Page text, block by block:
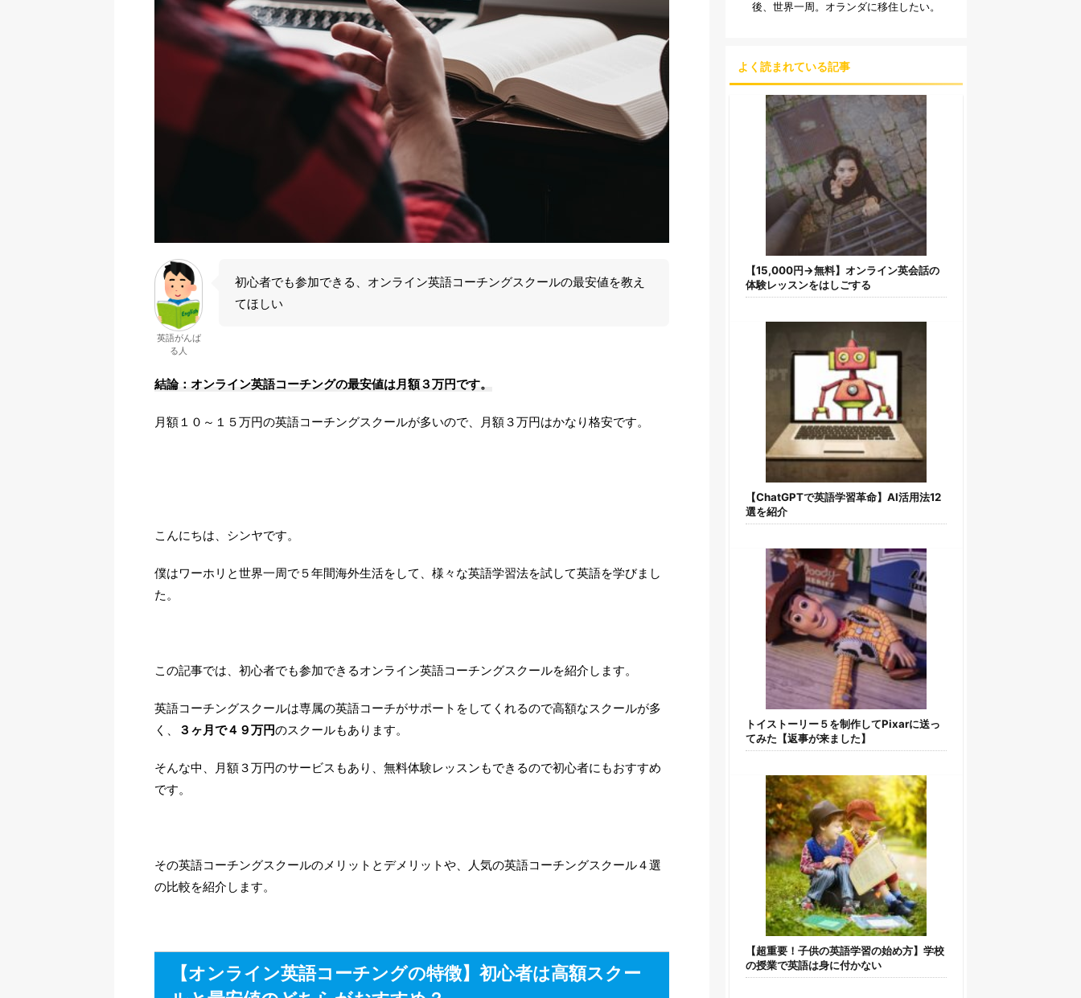
英語がんば
る人
初心者でも参加できる、オンライン英語コーチングスクールの最安値を教え
てほしい
結論：オンライン英語コーチングの最安値は月額３万円です。
月額１０～１５万円の英語コーチングスクールが多いので、月額３万円はかなり格安です。
こんにちは、シンヤです。
僕はワーホリと世界一周で５年間海外生活をして、様々な英語学習法を試して英語を学びまし
た。
この記事では、初心者でも参加できるオンライン英語コーチングスクールを紹介します。
英語コーチングスクールは専属の英語コーチがサポートをしてくれるので高額なスクールが多
く、
３ヶ月で４９万円のスクールもあります。
そんな中、月額３万円のサービスもあり、無料体験レッスンもできるので初心者にもおすすめ
です。
その英語コーチングスクールのメリットとデメリットや、人気の英語コーチングスクール４選
の比較を紹介します。
【オンライン英語コーチングの特徴】初心者は高額スクー
後、世界一周。オランダに移住したい。
よく読まれている記事
【15,000円→無料】オンライン英会話の
体験レッスンをはしごする
【ChatGPTで英語学習革命】AI活用法12
選を紹介
トイストーリー５を制作してPixarに送っ
てみた【返事が来ました】
【超重要！子供の英語学習の始め方】学校
の授業で英語は身に付かない